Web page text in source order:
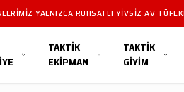
YALNIZCA RUHSATLI YIVSIZ AV
TAKTİK
EKİPMAN
TAKTİK
GİYİM